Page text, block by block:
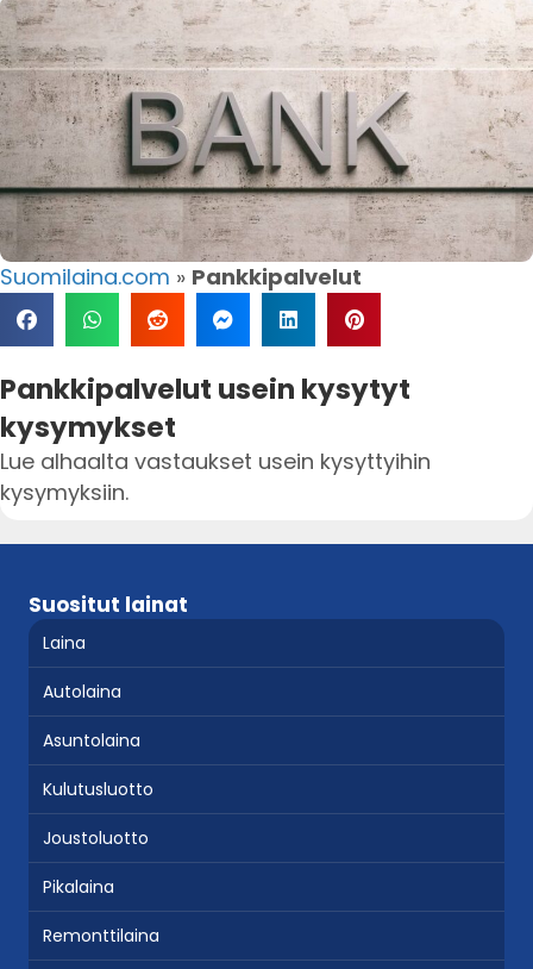
Suomilaina.com » Pankkipalvelut
Pankkipalvelut usein kysytyt
kysymykset
Lue alhaalta vastaukset usein kysyttyihin
kysymyksiin.
Suositut lainat
Laina
Autolaina
Asuntolaina
Kulutusluotto
Joustoluotto
Pikalaina
Remonttilaina